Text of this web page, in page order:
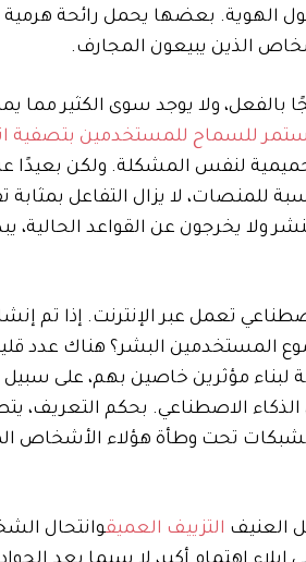
الهوية. بعضها يحمل رائحة هرمية
الذين يبيعون المجارف.
بالفعل، ولا يوجد سوى الكثير مما
للسماح للمستخدمين بتصفية
لنفس المشكلة. ولكن بعيدًا
للمنصات، لا يزال التفاعل
يخرجون عن القواعد الحالية،
تعمل عبر الإنترنت. إذا تم
المستخدمين البشر؟ هناك عدد
لبناء مؤثرين خاصين بهم، على
الاصطناعي. بحكم التعريف،
الشبكات تحت وطأة هؤلاء الأشخاص
العنيف التزييف العميقوانتحال